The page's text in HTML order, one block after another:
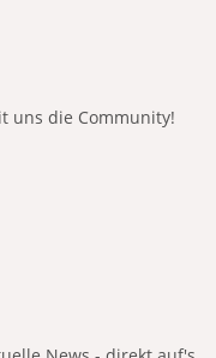
uns die Community!